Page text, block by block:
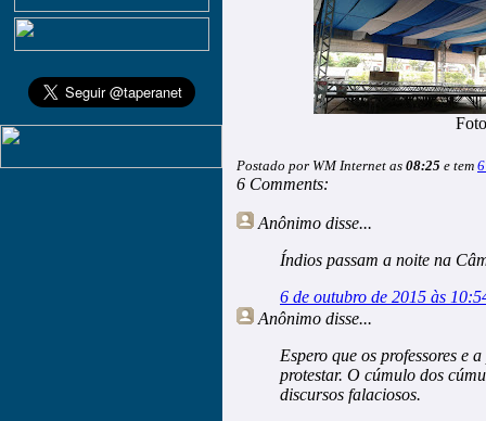
Postado por WM Internet as 08:25 e tem
6 Comments:
Anônimo disse...
Índios passam a noite na
6 de outubro de 2015 às
Anônimo disse...
Espero que os professores e
protestar. O cúmulo dos
discursos falaciosos.